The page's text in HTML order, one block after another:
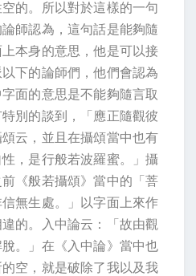
的。所以對於這樣的一句
師認為，這句話是能夠隨
本身的意思，他是可以接
下的論師們，他們會認為
字面的意思是不能夠隨言取
別的談到，「應正隨觀彼
云，並且在攝頌當中也有
，是行般若波羅蜜。」攝
《般若攝頌》當中的「菩
無生處。」以字面上來作
的。入中論云：「故由觀
。」在《入中論》當中也
空，就是破除了我以及我